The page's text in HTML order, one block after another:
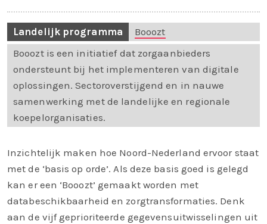
Landelijk programma
Booozt
Booozt is een initiatief dat zorgaanbieders
ondersteunt bij het implementeren van digitale
oplossingen. Sectoroverstijgend en in nauwe
samenwerking met de landelijke en regionale
koepelorganisaties.
Inzichtelijk maken hoe Noord-Nederland ervoor staat
met de ‘basis op orde’. Als deze basis goed is gelegd
kan er een ‘Booozt’ gemaakt worden met
databeschikbaarheid en zorgtransformaties. Denk
aan de vijf geprioriteerde gegevensuitwisselingen uit